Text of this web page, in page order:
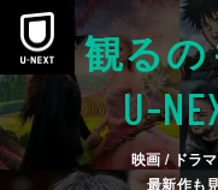
本文へスキップ
観る
U-
映画 / ドラ
最新作も